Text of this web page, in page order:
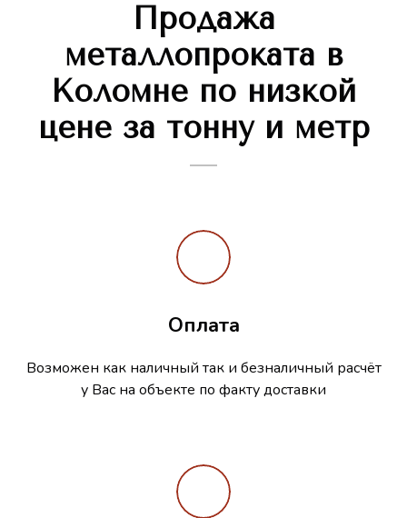
Продажа
металлопроката в
Коломне по низкой
цене за тонну и метр
Оплата
Возможен как наличный так и безналичный расчёт
у Вас на объекте по факту доставки